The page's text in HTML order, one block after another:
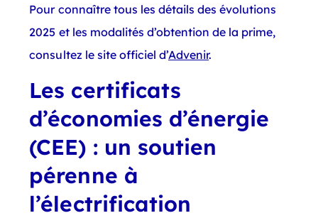
Pour connaître tous les détails des évolutions
2025 et les modalités d’obtention de la prime,
consultez le site officiel d’Advenir.
Les certificats
d’économies d’énergie
(CEE) : un soutien
pérenne à
l’électrification